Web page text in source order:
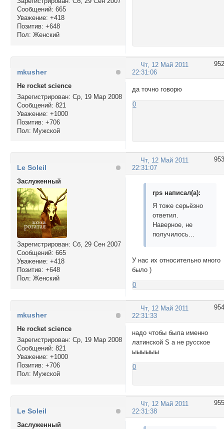
Сообщений: 665
Уважение: +418
Позитив: +648
Пол: Женский
952
Чт, 12 Май 2011
22:31:06
mkusher
Не rocket science
Зарегистрирован: Ср, 19 Мар 2008
Сообщений: 821
Уважение: +1000
Позитив: +706
Пол: Мужской
да точно говорю
0
953
Чт, 12 Май 2011
22:31:07
Le Soleil
Заслуженный
Зарегистрирован: Сб, 29 Сен 2007
Сообщений: 665
Уважение: +418
Позитив: +648
Пол: Женский
rps написал(а):
Я тоже серьёзно
ответил.
Наверное, не
получилось...
У нас их относительно много
было )
0
954
Чт, 12 Май 2011
22:31:33
mkusher
Не rocket science
Зарегистрирован: Ср, 19 Мар 2008
Сообщений: 821
Уважение: +1000
Позитив: +706
Пол: Мужской
надо чтобы была именно
латинской S а не русское
ыыыыыы
0
955
Чт, 12 Май 2011
22:31:38
Le Soleil
Заслуженный